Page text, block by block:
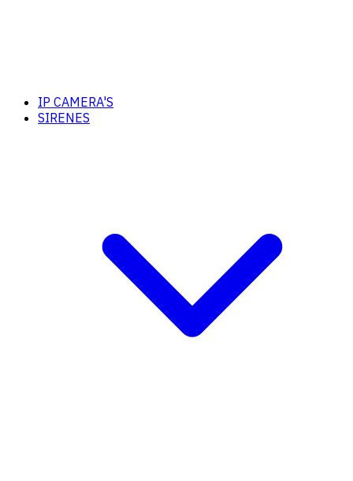
IP CAMERA'S
SIRENES